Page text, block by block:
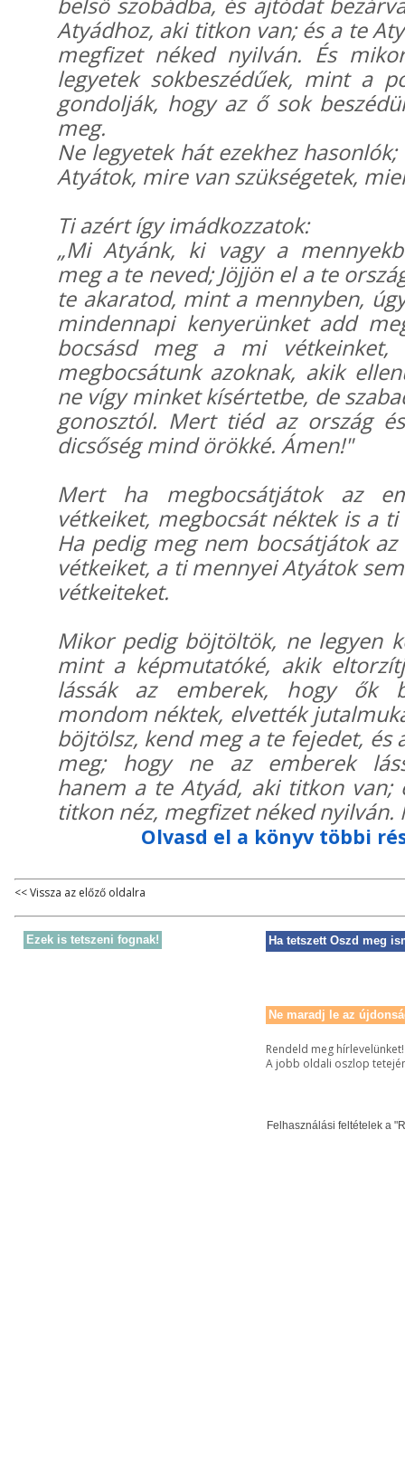
Atyádhoz, aki titkon van; és a te
megfizet néked nyilván. És
legyetek sokbeszédűek, mint a
gondolják, hogy az ő sok
meg.
Ne legyetek hát ezekhez
Atyátok, mire van szükségetek,
Ti azért így imádkozzatok:
„Mi Atyánk, ki vagy a
meg a te neved; Jöjjön el a te
te akaratod, mint a mennyben,
mindennapi kenyerünket add
bocsásd meg a mi
megbocsátunk azoknak, akik
ne vígy minket kísértetbe, de
gonosztól. Mert tiéd az ország
dicsőség mind örökké. Ámen!"
Mert ha megbocsátjátok az
vétkeiket, megbocsát néktek is a
Ha pedig meg nem bocsátjátok
vétkeiket, a ti mennyei Atyátok
vétkeiteket.
Mikor pedig böjtöltök, ne legyen
mint a képmutatóké, akik
lássák az emberek, hogy ők
mondom néktek, elvették
böjtölsz, kend meg a te fejedet, és
meg; hogy ne az emberek
hanem a te Atyád, aki titkon van;
titkon néz, megfizet néked nyilván.
Olvasd el a könyv többi
<< Vissza az előző oldalra
Ezek is tetszeni fognak! Ha tetszett Oszd meg
Ne maradj le az
Rendeld meg hírlevelünket!
A jobb oldali oszlop
Felhasználási feltételek a